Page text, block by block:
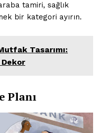
tamiri, sağlık
bir kategori ayırın.
Tasarımı:
Planı